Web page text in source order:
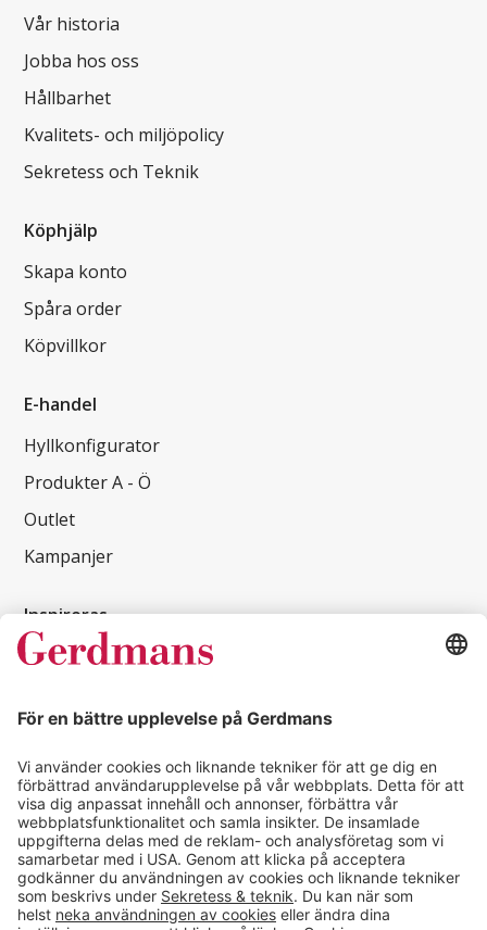
Vår historia
Jobba hos oss
Hållbarhet
Kvalitets- och miljöpolicy
Sekretess och Teknik
Köphjälp
Skapa konto
Spåra order
Köpvillkor
E-handel
Hyllkonfigurator
Produkter A - Ö
Outlet
Kampanjer
Inspireras
Kundcase
Läsvärt
Kontakt
info@gerdmans.se
0433-740 80